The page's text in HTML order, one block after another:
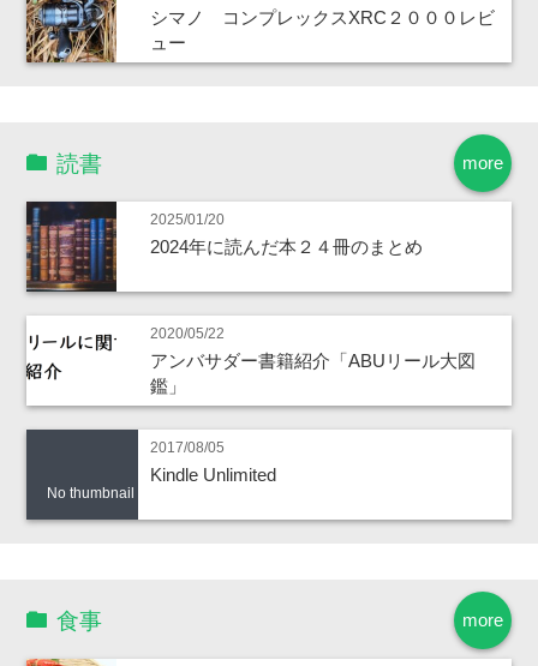
シマノ コンプレックスXRC２０００レビ
ュー
more
読書
2025/01/20
2024年に読んだ本２４冊のまとめ
2020/05/22
アンバサダー書籍紹介「ABUリール大図
鑑」
No thumbnail
2017/08/05
Kindle Unlimited
more
食事